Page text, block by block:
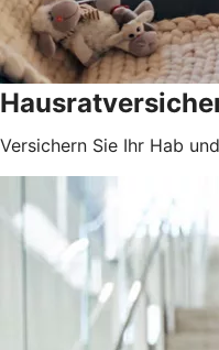
Versichern Sie Ihr Hab